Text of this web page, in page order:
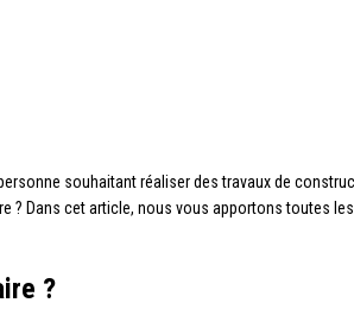
souhaitant réaliser des travaux de
? Dans cet article, nous vous apportons toutes
?